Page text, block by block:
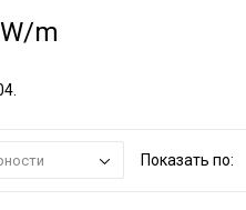
m
Показать по: